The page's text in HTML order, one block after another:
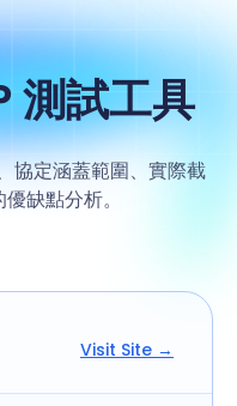
測試工具
協定涵蓋範圍、實際截
缺點分析。
Visit Site →